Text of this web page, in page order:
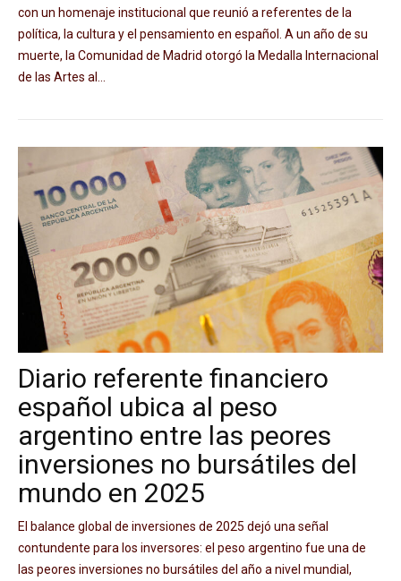
con un homenaje institucional que reunió a referentes de la
política, la cultura y el pensamiento en español. A un año de su
muerte, la Comunidad de Madrid otorgó la Medalla Internacional
de las Artes al...
Diario referente financiero
español ubica al peso
argentino entre las peores
inversiones no bursátiles del
mundo en 2025
El balance global de inversiones de 2025 dejó una señal
contundente para los inversores: el peso argentino fue una de
las peores inversiones no bursátiles del año a nivel mundial,